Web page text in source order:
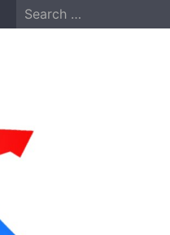
Search
for: